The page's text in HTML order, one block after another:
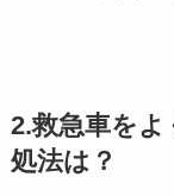
2.救急車を
処法は？